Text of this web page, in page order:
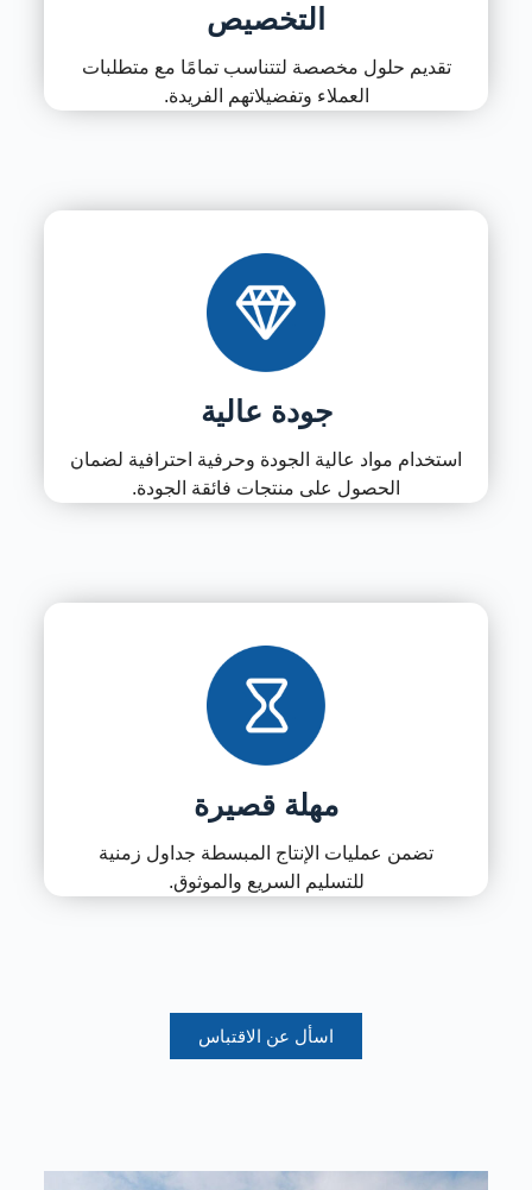
التخصيص
تقديم حلول مخصصة لتتناسب تمامًا مع متطلبات
العملاء وتفضيلاتهم الفريدة.
جودة عالية
استخدام مواد عالية الجودة وحرفية احترافية لضمان
الحصول على منتجات فائقة الجودة.
مهلة قصيرة
تضمن عمليات الإنتاج المبسطة جداول زمنية
للتسليم السريع والموثوق.
اسأل عن الاقتباس